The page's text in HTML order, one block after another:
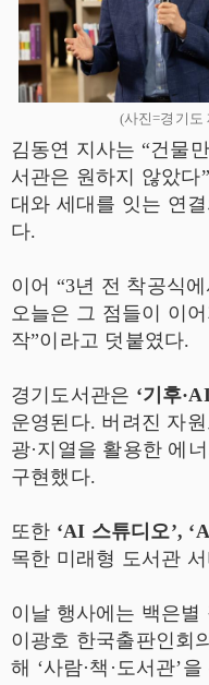
(사진=경기도
김동연 지사는 “건물
서관은 원하지 않았다
대와 세대를 잇는 연
다.
이어 “3년 전 착공식
오늘은 그 점들이 이
작”이라고 덧붙였다.
경기도서관은 ‘기후
운영된다. 버려진 자
광·지열을 활용한 에
구현했다.
또한 ‘AI 스튜디오’,
목한 미래형 도서관
이날 행사에는 백은
이광호 한국출판인회
해 ‘사람·책·도서관’